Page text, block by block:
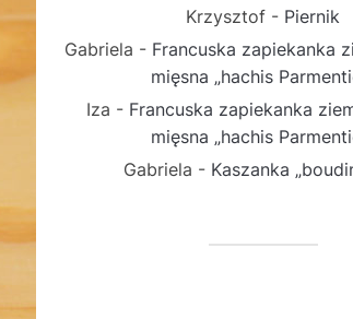
Krzysztof - Piernik
Gabriela - Francuska zapiekanka
mięsna „hachis
Iza - Francuska zapiekanka
mięsna „hachis
Gabriela - Kaszanka